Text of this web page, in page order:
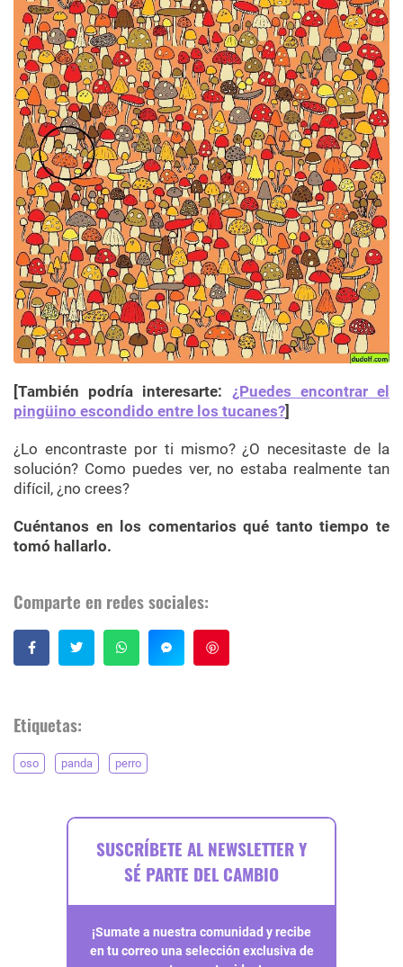
[También podría interesarte: ¿Puedes encontrar el
pingüino escondido entre los tucanes?]
¿Lo encontraste por ti mismo? ¿O necesitaste de la
solución? Como puedes ver, no estaba realmente tan
difícil, ¿no crees?
Cuéntanos en los comentarios qué tanto tiempo te
tomó hallarlo.
Comparte en redes sociales:
Etiquetas:
oso panda perro
SUSCRÍBETE AL NEWSLETTER Y
SÉ PARTE DEL CAMBIO
¡Sumate a nuestra comunidad y recibe
en tu correo una selección exclusiva de